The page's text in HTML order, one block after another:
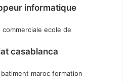
informatique
casablanca